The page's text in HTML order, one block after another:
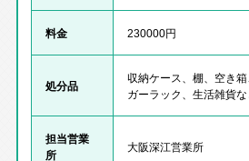
料金 230000円
処分品
収納ケース、棚、空き
ガーラック、生活雑貨
担当営業
所
大阪深江営業所